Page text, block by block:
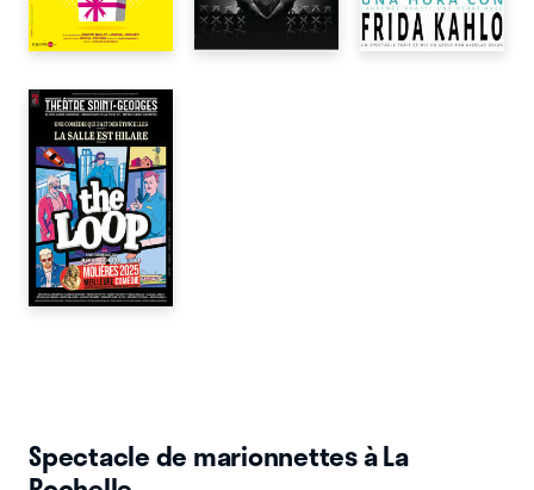
Spectacle de marionnettes à La